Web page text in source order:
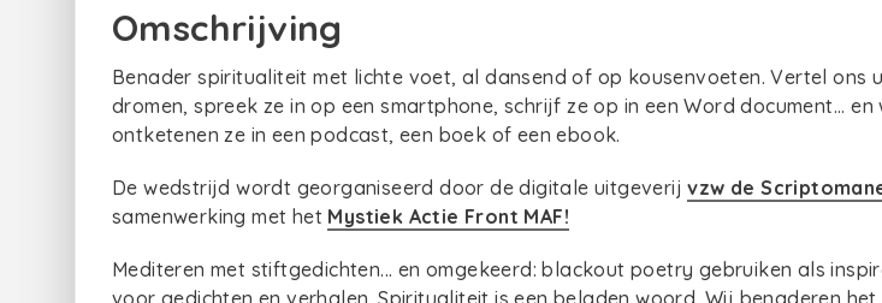
Omschrijving
Benader spiritualiteit met lichte voet, al dansend of op kousenvoeten. Vertel ons
dromen, spreek ze in op een smartphone, schrijf ze op in een Word document... en
ontketenen ze in een podcast, een boek of een ebook.
De wedstrijd wordt georganiseerd door de digitale uitgeverijvzw de
samenwerking met het Mystiek Actie Front MAF!
Mediteren met stiftgedichten... en omgekeerd: blackout poetry gebruiken als
voor gedichten en verhalen. Spiritualiteit is een beladen woord. Wij benaderen